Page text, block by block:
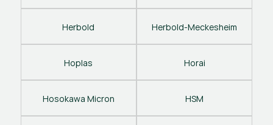
Herbold Herbold-Meckesheim
Hoplas Horai
Hosokawa Micron HSM